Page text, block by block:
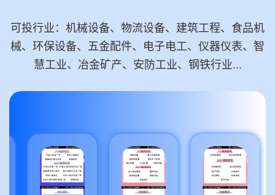
可投行业：机械设备、物流设备、建筑工程、食品机
械、环保设备、五金配件、电子电工、仪器仪表、智
慧工业、冶金矿产、安防工业、钢铁行业...